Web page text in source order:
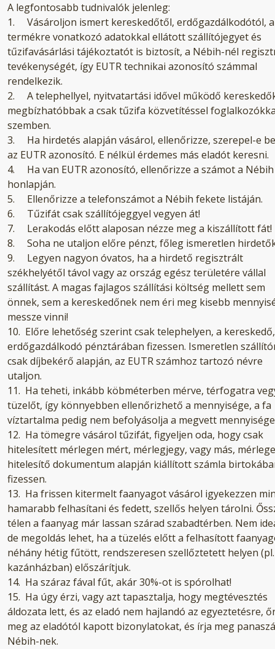
A legfontosabb tudnivalók jelenleg:
1. Vásároljon ismert kereskedőtől, erdőgazdálkodótól,
termékre vonatkozó adatokkal ellátott szállítójegyet és
tűzifavásárlási tájékoztatót is biztosít, a Nébih-nél
tevékenységét, így EUTR technikai azonosító számmal
rendelkezik.
2. A telephellyel, nyitvatartási idővel működő
megbízhatóbbak a csak tűzifa közvetítéssel
szemben.
3. Ha hirdetés alapján vásárol, ellenőrizze, szerepel-e
az EUTR azonosító. E nélkül érdemes más eladót keresni.
4. Ha van EUTR azonosító, ellenőrizze a számot a Nébih
honlapján.
5. Ellenőrizze a telefonszámot a Nébih fekete listáján.
6. Tűzifát csak szállítójeggyel vegyen át!
7. Lerakodás előtt alaposan nézze meg a kiszállított fát!
8. Soha ne utaljon előre pénzt, főleg ismeretlen
9. Legyen nagyon óvatos, ha a hirdető regisztrált
székhelyétől távol vagy az ország egész területére vállal
szállítást. A magas fajlagos szállítási költség mellett sem
önnek, sem a kereskedőnek nem éri meg kisebb
messze vinni!
10. Előre lehetőség szerint csak telephelyen, a kereskedő,
erdőgazdálkodó pénztárában fizessen. Ismeretlen
csak díjbekérő alapján, az EUTR számhoz tartozó névre
utaljon.
11. Ha teheti, inkább köbméterben mérve, térfogatra
tüzelőt, így könnyebben ellenőrizhető a mennyisége, a fa
víztartalma pedig nem befolyásolja a megvett
12. Ha tömegre vásárol tűzifát, figyeljen oda, hogy csak
hitelesített mérlegen mért, mérlegjegy, vagy más,
hitelesítő dokumentum alapján kiállított számla
fizessen.
13. Ha frissen kitermelt faanyagot vásárol igyekezzen
hamarabb felhasítani és fedett, szellős helyen tárolni.
télen a faanyag már lassan szárad szabadtérben. Nem
de megoldás lehet, ha a tüzelés előtt a felhasított
néhány hétig fűtött, rendszeresen szellőztetett helyen (pl.
kazánházban) előszárítjuk.
14. Ha száraz fával fűt, akár 30%-ot is spórolhat!
15. Ha úgy érzi, vagy azt tapasztalja, hogy megtévesztés
áldozata lett, és az eladó nem hajlandó az egyeztetésre,
meg az eladótól kapott bizonylatokat, és írja meg
Nébih-nek.